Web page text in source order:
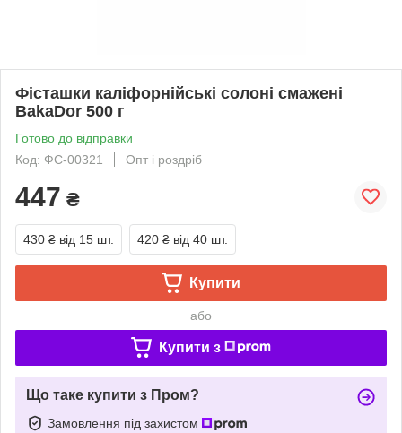
Фісташки каліфорнійські солоні смажені
BakaDor 500 г
Готово до відправки
Код: ФС-00321
Опт і роздріб
447 ₴
430 ₴ від 15 шт. 420 ₴ від 40 шт.
Купити
або
Купити з
Що таке купити з Пром?
Замовлення під захистом